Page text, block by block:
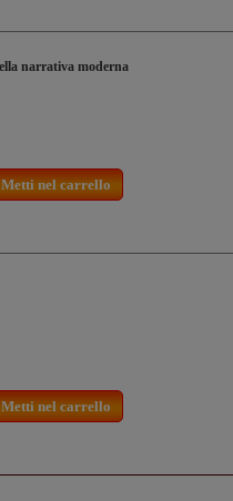
narrativa moderna
Metti nel carrello
Metti nel carrello